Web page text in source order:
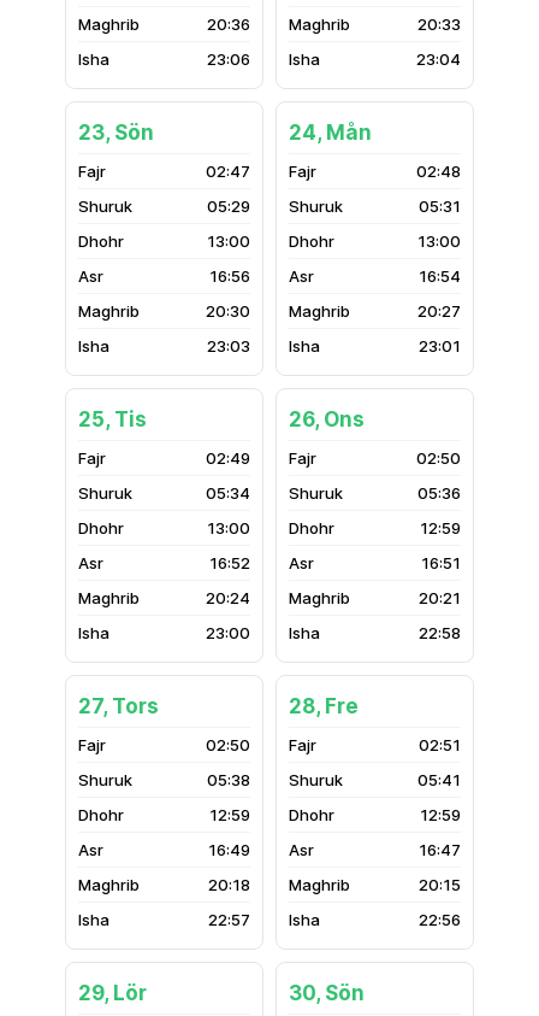
20:36
23:06
20:33
23:04
23, Sön
02:47
05:29
13:00
16:56
20:30
23:03
24, Mån
02:48
05:31
13:00
16:54
20:27
23:01
25, Tis
02:49
05:34
13:00
16:52
20:24
23:00
26, Ons
02:50
05:36
12:59
16:51
20:21
22:58
27, Tors
02:50
05:38
12:59
16:49
20:18
22:57
28, Fre
02:51
05:41
12:59
16:47
20:15
22:56
29, Lör 30, Sön